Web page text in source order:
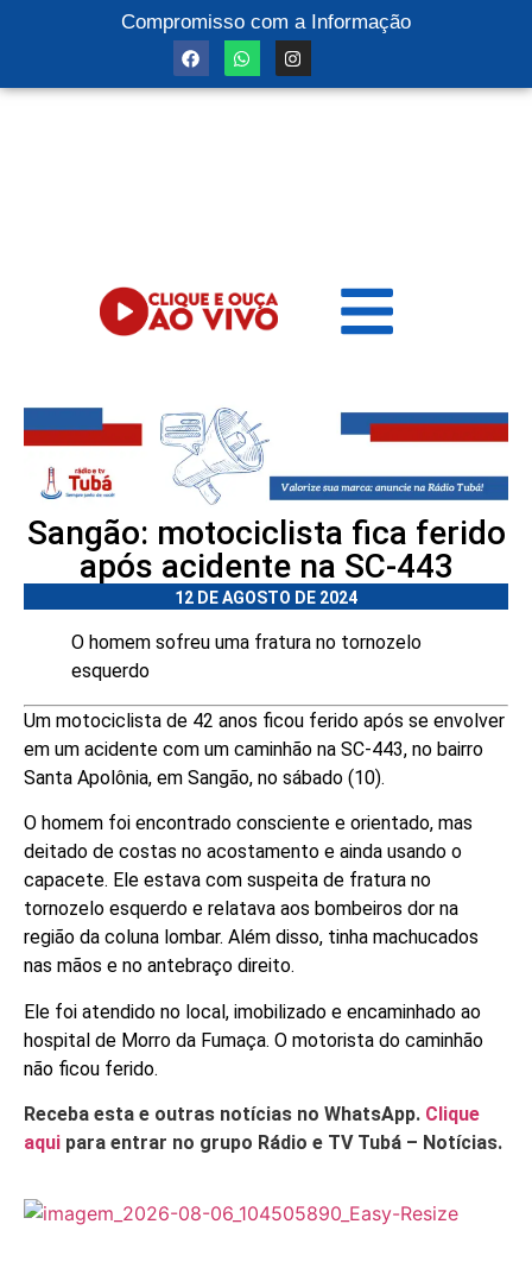
Compromisso com a Informação
Sangão: motociclista fica ferido
após acidente na SC-443
12 DE AGOSTO DE 2024
O homem sofreu uma fratura no tornozelo
esquerdo
Um motociclista de 42 anos ficou ferido após se envolver
em um acidente com um caminhão na SC-443, no bairro
Santa Apolônia, em Sangão, no sábado (10).
O homem foi encontrado consciente e orientado, mas
deitado de costas no acostamento e ainda usando o
capacete. Ele estava com suspeita de fratura no
tornozelo esquerdo e relatava aos bombeiros dor na
região da coluna lombar. Além disso, tinha machucados
nas mãos e no antebraço direito.
Ele foi atendido no local, imobilizado e encaminhado ao
hospital de Morro da Fumaça. O motorista do caminhão
não ficou ferido.
Receba esta e outras notícias no WhatsApp. Clique
aqui para entrar no grupo Rádio e TV Tubá – Notícias.